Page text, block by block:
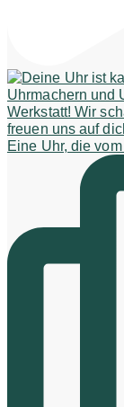
Eine Uhr, die